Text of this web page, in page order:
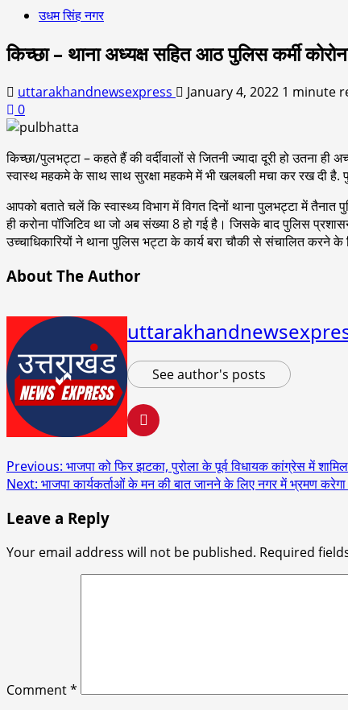
उधम सिंह नगर
किच्छा – थाना अध्यक्ष सहित आठ पुलिस कर्मी
uttarakhandnewsexpress January 4, 2022 1 minute
0
किच्छा/पुलभट्टा – कहते हैं की वर्दीवालों से जितनी ज्यादा दूरी हो उतना
स्वास्थ महकमे के साथ साथ सुरक्षा महकमे में भी खलबली मचा कर रख दी है.
आपको बताते चलें कि स्वास्थ्य विभाग में विगत दिनों थाना पुलभट्टा में तैनात
ही करोना पॉजिटिव था जो अब संख्या 8 हो गई है। जिसके बाद पुलिस
उच्चाधिकारियों ने थाना पुलिस भट्टा के कार्य बरा चौकी से संचालित करने के
About The Author
See author's posts
Post
navigation
Previous: भाजपा को फिर झटका, पुरोला के पूर्व विधायक कांग्रेस में शामिल
Next: भाजपा कार्यकर्ताओं के मन की बात जानने के लिए नगर में भ्रमण
Leave a Reply
Your email address will not be published. Required
Comment*